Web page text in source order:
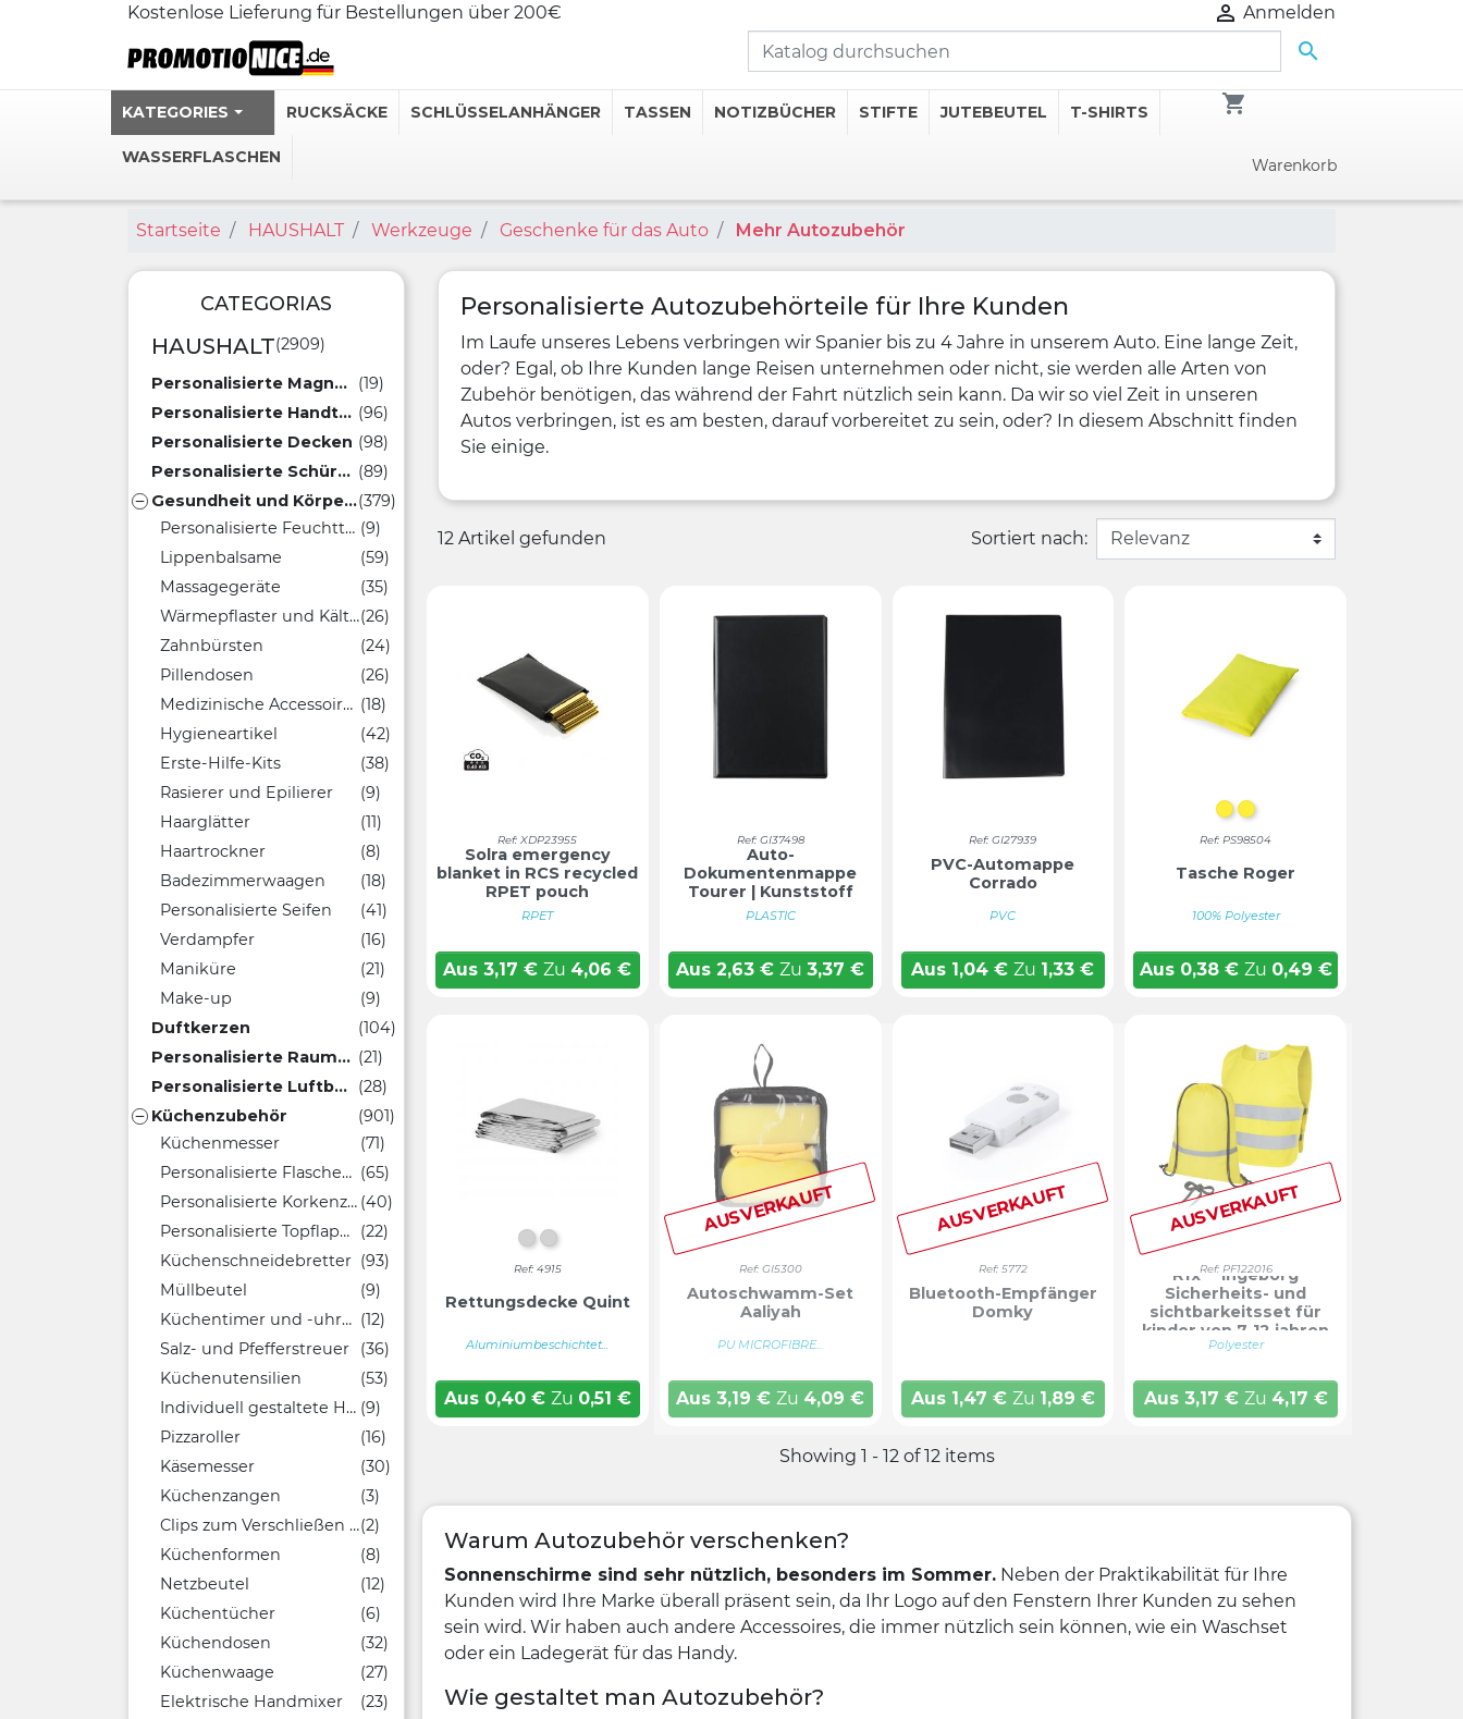
Kostenlose Lieferung für Bestellungen über 200€  Anmelden

KATEGORIES
Personalisierte Tassen
Personalisierte Thermobecher
Personalisierte Untersetzer
Personalisierte Flachmänner
Mehr sehen Getränkekategorien
RUCKSÄCKE SCHLÜSSELANHÄNGER TASSEN NOTIZBÜCHER STIFTE JUTEBEUTEL T-SHIRTS
WASSERFLASCHEN
shopping_cart
Warenkorb
Startseite HAUSHALT Werkzeuge Geschenke für das Auto Mehr Autozubehör
CATEGORIAS
HAUSHALT(2909)
Personalisierte Magnete
(19)
Personalisierte Handtücher (96)
Personalisierte Decken (98)
Personalisierte Schürzen (89)
 Gesundheit und Körperpflege(379)
Personalisierte Feuchttücher (9)
Lippenbalsame
(59)
Massagegeräte
(35)
Wärmepflaster und Kältegel-Packs(26)
Zahnbürsten
(24)
Pillendosen
(26)
Medizinische Accessoires (18)
Hygieneartikel
(42)
Erste-Hilfe-Kits
(38)
Rasierer und Epilierer
(9)
Haarglätter
(11)
Haartrockner
(8)
Badezimmerwaagen
(18)
Personalisierte Seifen
(41)
Verdampfer
(16)
Maniküre
(21)
Make-up
(9)
Duftkerzen
(104)
Personalisierte Raumduftspender (21)
Personalisierte Luftbefeuchter
(28)
 Küchenzubehör
(901)
Küchenmesser
(71)
Personalisierte Flaschenöffner (65)
Personalisierte Korkenzieher (40)
Personalisierte Topflappen
(22)
Küchenschneidebretter (93)
Müllbeutel
(9)
Küchentimer und -uhren (12)
Salz- und Pfefferstreuer
(36)
Küchenutensilien
(53)
Individuell gestaltete Holzlöffel (9)
Pizzaroller
(16)
Käsemesser
(30)
Küchenzangen
(3)
Clips zum Verschließen von Beuteln(2)
Küchenformen
(8)
Netzbeutel
(12)
Küchentücher
(6)
Küchendosen
(32)
Küchenwaage
(27)
Elektrische Handmixer
(23)
Personalisierte Autozubehörteile für Ihre Kunden
Im Laufe unseres Lebens verbringen wir Spanier bis zu 4 Jahre in unserem Auto. Eine lange Zeit,
oder? Egal, ob Ihre Kunden lange Reisen unternehmen oder nicht, sie werden alle Arten von
Zubehör benötigen, das während der Fahrt nützlich sein kann. Da wir so viel Zeit in unseren
Autos verbringen, ist es am besten, darauf vorbereitet zu sein, oder? In diesem Abschnitt finden
Sie einige.
12 Artikel gefunden Sortiert nach:
Ref: XDP23955
Solra emergency
blanket in RCS recycled
RPET pouch
RPET
Aus 3,17€ Zu 4,06€
Ref: GI37498
Auto-
Dokumentenmappe
Tourer | Kunststoff
PLASTIC
Aus 2,63€ Zu3,37€
Ref: GI27939
PVC-Automappe
Corrado
PVC
Aus 1,04€ Zu 1,33€
GELBGelb
Ref: PS98504
Tasche Roger
100% Polyester
Aus0,38 € Zu 0,49 €
SilberSILBER
Ref: 4915
Rettungsdecke Quint
Aluminiumbeschichtet...
Aus0,40 € Zu 0,51 €
AUSVERKAUFT
Ref: GI5300
Autoschwamm-Set
Aaliyah
PU MICROFIBRE...
Aus 3,19€ Zu 4,09€
AUSVERKAUFT
Ref: 5772
Bluetooth-Empfänger
Domky
Aus1,47 € Zu 1,89 €
AUSVERKAUFT
Ref: PF122016
Rfx™ ingeborg
Sicherheits- und
sichtbarkeitsset für
kinder von 7-12 jahren
Polyester
Aus3,17 € Zu 4,17 €
Showing 1 - 12 of 12 items
Warum Autozubehör verschenken?
Sonnenschirme sind sehr nützlich, besonders im Sommer. Neben der Praktikabilität für Ihre
Kunden wird Ihre Marke überall präsent sein, da Ihr Logo auf den Fenstern Ihrer Kunden zu sehen
sein wird. Wir haben auch andere Accessoires, die immer nützlich sein können, wie ein Waschset
oder ein Ladegerät für das Handy.
Wie gestaltet man Autozubehör?